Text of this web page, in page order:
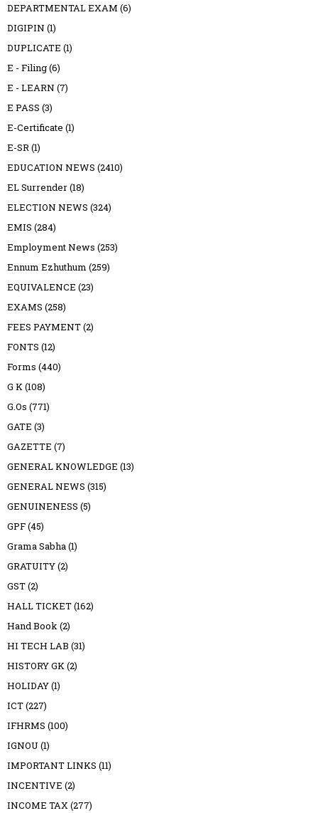
DEPARTMENTAL EXAM (6)
DIGIPIN (1)
DUPLICATE (1)
E - Filing(6)
E - LEARN (7)
E PASS (3)
E-Certificate (1)
E-SR(1)
EDUCATION NEWS (2410)
EL Surrender(18)
ELECTION NEWS (324)
EMIS (284)
Employment News (253)
Ennum Ezhuthum (259)
EQUIVALENCE (23)
EXAMS (258)
FEES PAYMENT(2)
FONTS (12)
Forms (440)
G K(108)
G.Os (771)
GATE (3)
GAZETTE (7)
GENERAL KNOWLEDGE (13)
GENERAL NEWS (315)
GENUINENESS (5)
GPF(45)
Grama Sabha(1)
GRATUITY(2)
GST(2)
HALL TICKET(162)
Hand Book(2)
HI TECH LAB (31)
HISTORY GK(2)
HOLIDAY(1)
ICT(227)
IFHRMS (100)
IGNOU (1)
IMPORTANT LINKS (11)
INCENTIVE (2)
INCOME TAX(277)